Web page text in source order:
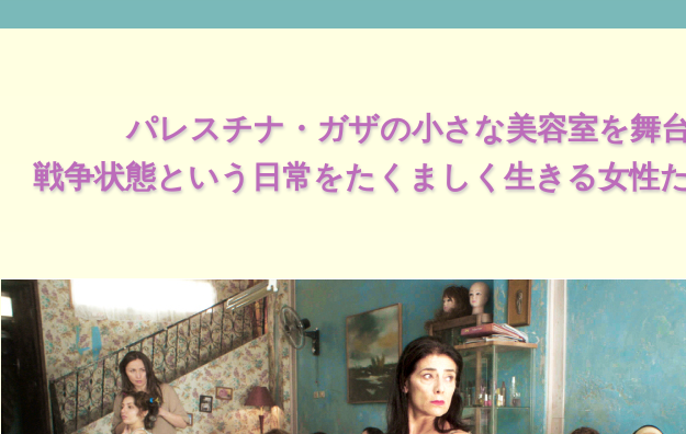
パレスチナ・ガザの小さな美容室を舞
戦争状態という日常をたくましく生きる女性